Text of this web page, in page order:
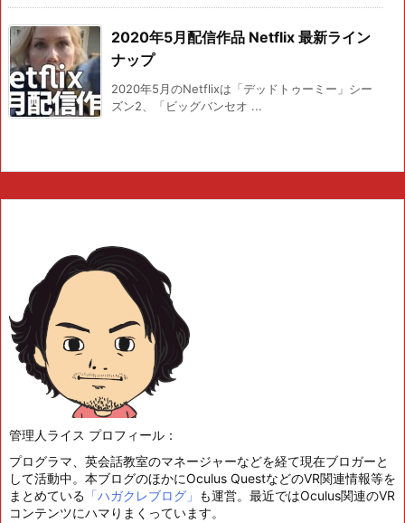
2020年5月配信作品 Netflix 最新ライン
ナップ
2020年5月のNetflixは「デッドトゥーミー」シー
ズン2、「ビッグバンセオ ...
管理人ライス プロフィール：
プログラマ、英会話教室のマネージャーなどを経て現在ブロガーと
して活動中。本ブログのほかにOculus QuestなどのVR関連情報等を
まとめている 「ハガクレブログ」 も運営。最近ではOculus関連のVR
コンテンツにハマりまくっています。